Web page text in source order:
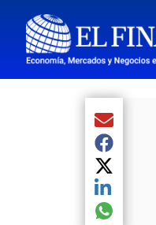
Compartir
Compartir
Compartir
Compartir
Compartir